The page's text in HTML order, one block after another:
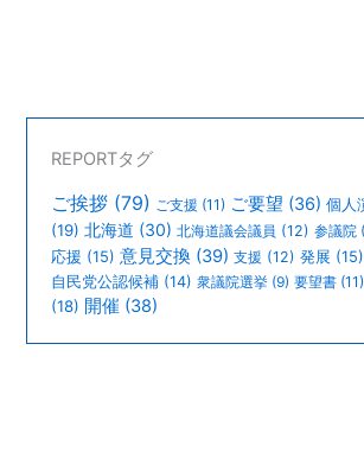
REPORTタグ
ご挨拶 (79) ご支援 (11) ご要望 (36) 個人
(19) 北海道 (30) 北海道議会議員 (12) 参議院
応援 (15) 意見交換 (39) 支援 (12) 発展 (15)
自民党公認候補 (14) 衆議院選挙 (9) 要望書 (11)
(18) 開催 (38)